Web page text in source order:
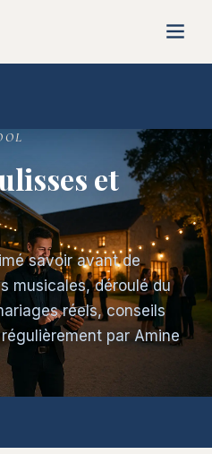
et
savoir avant de
musicales, déroulé du
réels, conseils
par Amine